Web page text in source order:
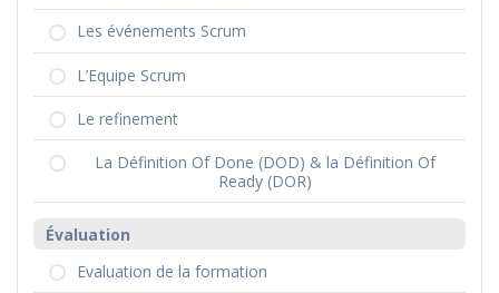
Les événements Scrum
L’Equipe Scrum
Le refinement
La Définition Of Done (DOD) & la Définition Of
Ready (DOR)
Évaluation
Evaluation de la formation